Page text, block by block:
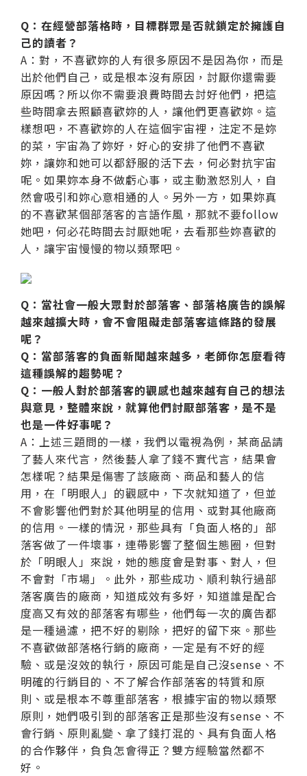
Q：在經營部落格時，目標群眾是否就鎖定於擁護自
己的讀者？
A：對，不喜歡妳的人有很多原因不是因為你，而是
出於他們自己，或是根本沒有原因，討厭你還需要
原因嗎？所以你不需要浪費時間去討好他們，把這
些時間拿去照顧喜歡妳的人，讓他們更喜歡妳。這
樣想吧，不喜歡妳的人在這個宇宙裡，注定不是妳
的菜，宇宙為了妳好，好心的安排了他們不喜歡
妳，讓妳和她可以都舒服的活下去，何必對抗宇宙
呢。如果妳本身不做虧心事，或主動激怒別人，自
然會吸引和妳心意相通的人。另外一方，如果妳真
的不喜歡某個部落客的言語作風，那就不要follow
她吧，何必花時間去討厭她呢，去看那些妳喜歡的
人，讓宇宙慢慢的物以類聚吧。
Q：當社會一般大眾對於部落客、部落格廣告的誤解
越來越擴大時，會不會阻礙走部落客這條路的發展
呢？
Q：當部落客的負面新聞越來越多，老師你怎麼看待
這種誤解的趨勢呢？
Q：一般人對於部落客的觀感也越來越有自己的想法
與意見，整體來說，就算他們討厭部落客，是不是
也是一件好事呢？
A：上述三題問的一樣，我們以電視為例，某商品請
了藝人來代言，然後藝人拿了錢不實代言，結果會
怎樣呢？結果是傷害了該廠商、商品和藝人的信
用，在「明眼人」的觀感中，下次就知道了，但並
不會影響他們對於其他明星的信用、或對其他廠商
的信用。一樣的情況，那些具有「負面人格的」部
落客做了一件壞事，連帶影響了整個生態圈，但對
於「明眼人」來說，她的態度會是對事、對人，但
不會對「市場」。此外，那些成功、順利執行過部
落客廣告的廠商，知道成效有多好，知道誰是配合
度高又有效的部落客有哪些，他們每一次的廣告都
是一種過濾，把不好的剔除，把好的留下來。那些
不喜歡做部落格行銷的廠商，一定是有不好的經
驗、或是沒效的執行，原因可能是自己沒sense、不
明確的行銷目的、不了解合作部落客的特質和原
則、或是根本不尊重部落客，根據宇宙的物以類聚
原則，她們吸引到的部落客正是那些沒有sense、不
會行銷、原則亂變、拿了錢打混的、具有負面人格
的合作夥伴，負負怎會得正？雙方經驗當然都不
好。